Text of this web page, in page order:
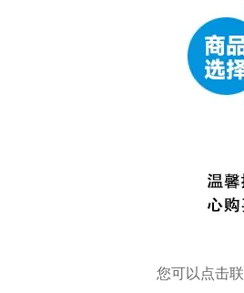
您可以点击